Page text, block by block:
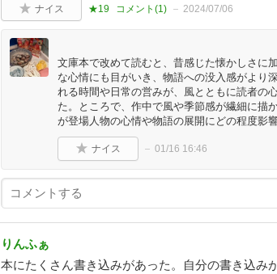
ナイス ★19 コメント(1) 2024/07/06
文庫本で改めて読むと、昔感じた懐かしさに
な心情にも目がいき、物語への没入感がより
れる時間や日常の営みが、風とともに読者の
た。ところで、作中で風や季節感が繊細に描
が登場人物の心情や物語の展開にどの程度影
ナイス 01/16 16:46
りんふぁ
本にたくさん書き込みがあった。自分の書き込み